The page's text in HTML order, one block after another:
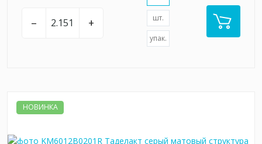
– + шт.
упак.
НОВИНКА